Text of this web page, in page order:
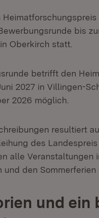
bis
Oberkirch statt.
betrifft den
2027 in Villingen-
2026 möglich.
resultiert
des
alle Veranstaltungen
den Sommerferien
und ein